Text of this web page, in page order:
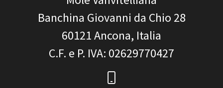
Banchina Giovanni da Chio 28
60121Ancona, Italia
C.F. e P. IVA: 02629770427